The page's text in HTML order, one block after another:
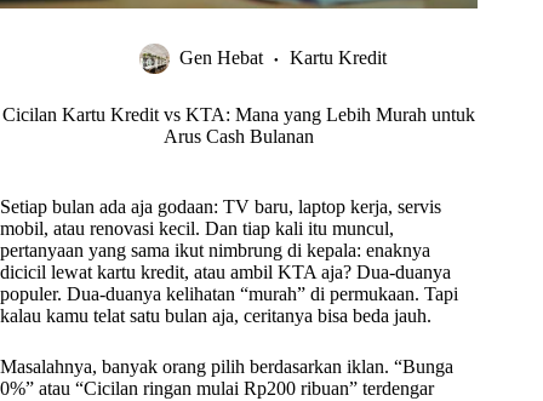
Gen Hebat Kartu Kredit
Cicilan Kartu Kredit vs KTA: Mana yang Lebih Murah untuk
Arus Cash Bulanan
Setiap bulan ada aja godaan: TV baru, laptop kerja, servis
mobil, atau renovasi kecil. Dan tiap kali itu muncul,
pertanyaan yang sama ikut nimbrung di kepala: enaknya
dicicil lewat kartu kredit, atau ambil KTA aja? Dua-duanya
populer. Dua-duanya kelihatan “murah” di permukaan. Tapi
kalau kamu telat satu bulan aja, ceritanya bisa beda jauh.
Masalahnya, banyak orang pilih berdasarkan iklan. “Bunga
0%” atau “Cicilan ringan mulai Rp200 ribuan” terdengar